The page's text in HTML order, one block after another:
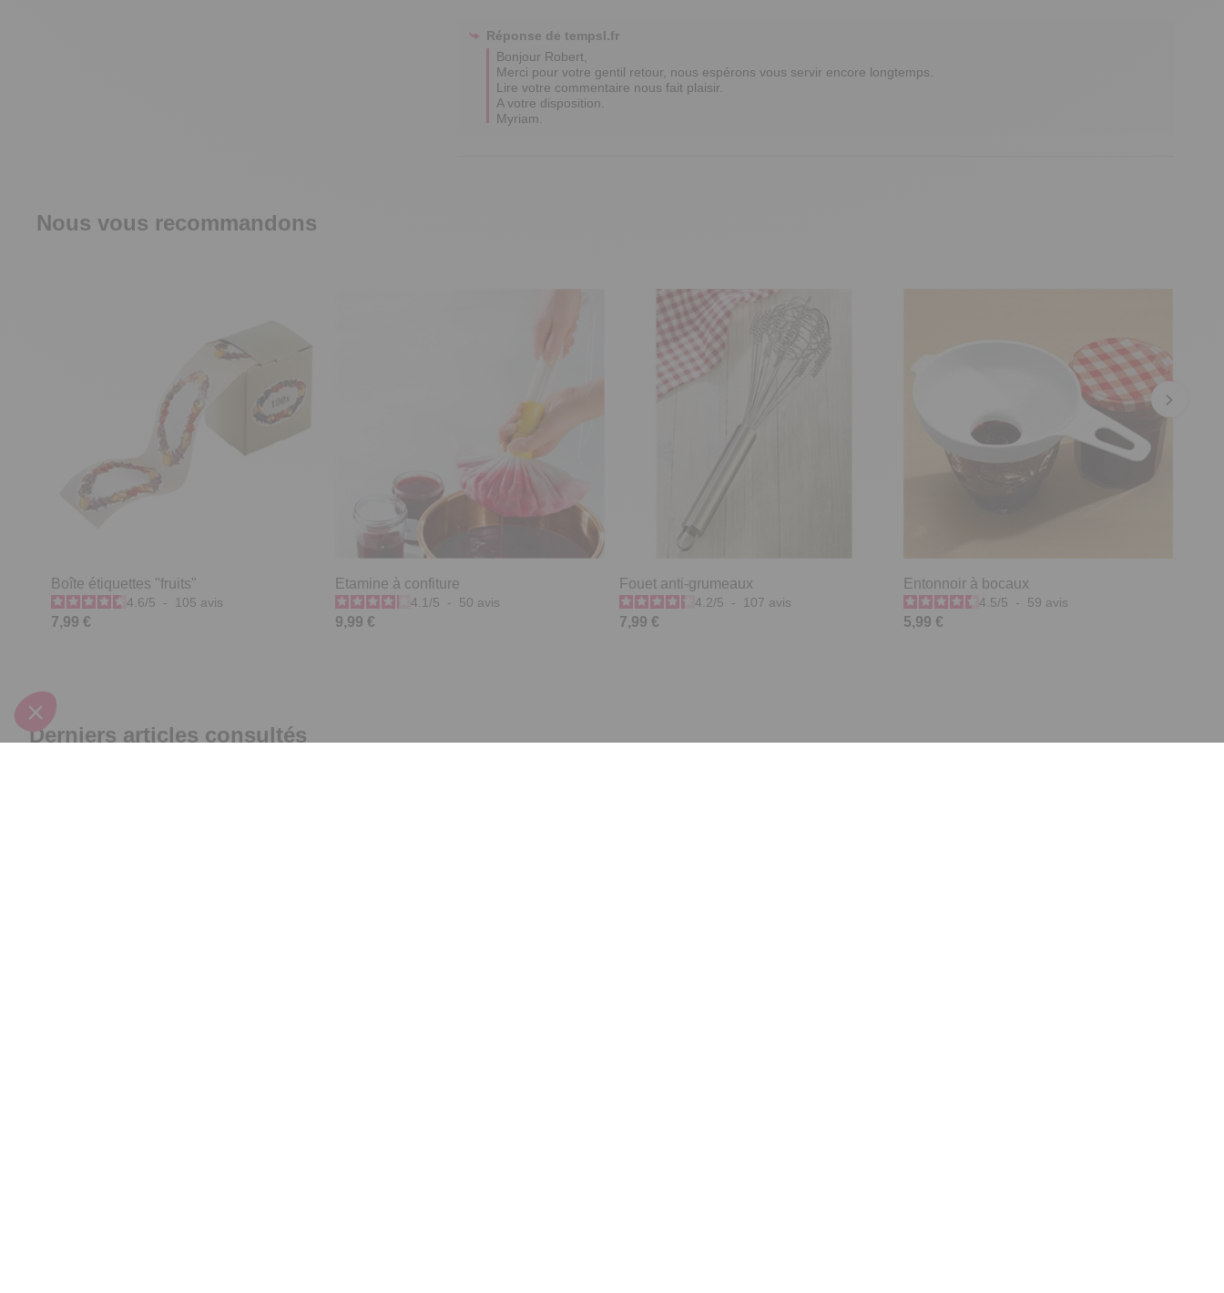
Réponse detempsl.fr
Bonjour Robert,
Merci pour votre gentil retour, nous espérons vous servir encore longtemps.
Lire votre commentaire nous fait plaisir.
A votre disposition.
Myriam.
Nous vous recommandons
Boîte étiquettes "fruits"
4.6/5 - 105 avis
7,99 €
Etamine à confiture
4.1 /5 - 50 avis
9,99 €
Fouet anti-grumeaux
4.2/5 - 107 avis
7,99 €
Entonnoir à bocaux
4.5/5 - 59 avis
5,99 €
Derniers articles consultés